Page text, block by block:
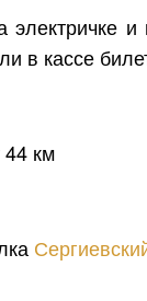
электричке
в кассе
44 км